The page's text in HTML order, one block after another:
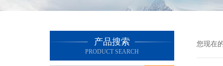
产品搜索
PRODUCT SEARCH
您现在